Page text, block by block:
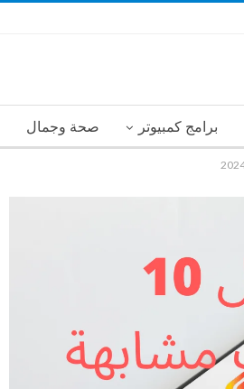
برامج كمبيوتر صحة وجمال